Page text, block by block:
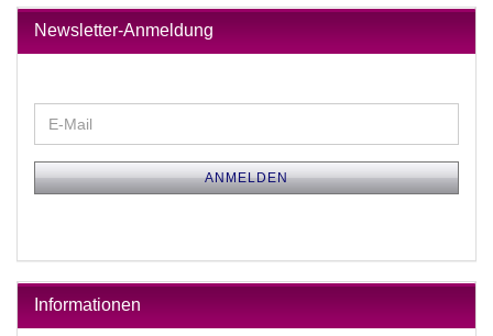
Newsletter-Anmeldung
ZUR
ANMELDUNG
E-
Mail
ANMELDEN
Informationen